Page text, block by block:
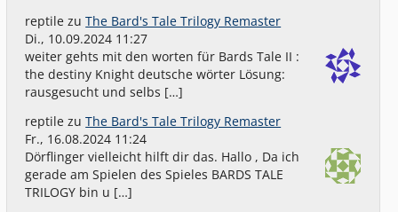
reptile zuThe Bard's Tale Trilogy Remaster
Di., 10.09.2024 11:27
weiter gehts mit den worten für Bards Tale II :
the destiny Knight deutsche wörter Lösung:
rausgesucht und selbs […]
reptile zuThe Bard's Tale Trilogy Remaster
Fr., 16.08.2024 11:24
Dörflinger vielleicht hilft dir das. Hallo , Da ich
gerade am Spielen des Spieles BARDS TALE
TRILOGY bin u […]